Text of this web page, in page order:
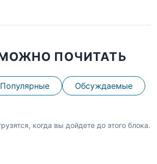
ПОЧИТАТЬ
Популярные Обсуждаемые
когда вы дойдете до этого блока.